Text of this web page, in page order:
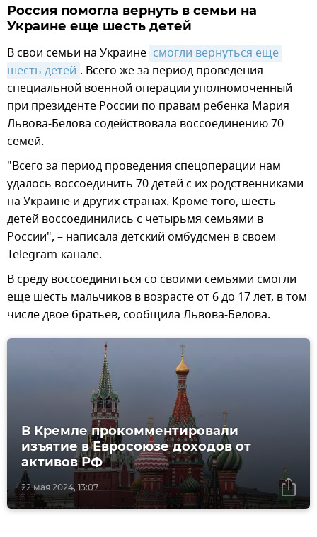
Россия помогла вернуть в семьи на
Украине еще шесть детей
В свои семьи на Украине смогли вернуться еще
шесть детей . Всего же за период проведения
специальной военной операции уполномоченный
при президенте России по правам ребенка Мария
Львова-Белова содействовала воссоединению 70
семей.
"Всего за период проведения спецоперации нам
удалось воссоединить 70 детей с их родственниками
на Украине и других странах. Кроме того, шесть
детей воссоединились с четырьмя семьями в
России", – написала детский омбудсмен в своем
Telegram-канале.
В среду воссоединиться со своими семьями смогли
еще шесть мальчиков в возрасте от 6 до 17 лет, в том
числе двое братьев, сообщила Львова-Белова.
22 мая 2024, 13:07
В Кремле прокомментировали
изъятие в Евросоюзе доходов от
активов РФ